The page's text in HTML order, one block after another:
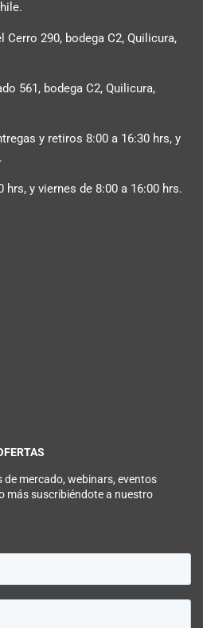
Cerro 290, bodega C2, Quilicura,
561, bodega C2, Quilicura,
y retiros 8:00 a 16:30 hrs, y
hrs, y viernes de 8:00 a 16:00 hrs.
mercado, webinars, eventos
más suscribiéndote a nuestro